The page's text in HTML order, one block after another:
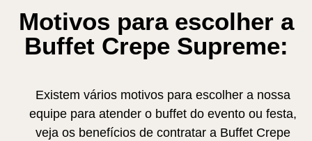
Motivos para escolher a
Buffet Crepe Supreme:
Existem vários motivos para escolher a nossa
equipe para atender o buffet do evento ou festa,
veja os benefícios de contratar a Buffet Crepe